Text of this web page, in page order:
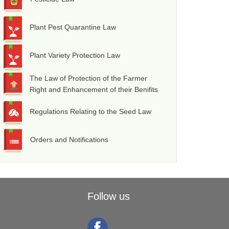
Plant Pest Quarantine Law
Plant Variety Protection Law
The Law of Protection of the Farmer
Right and Enhancement of their Benifits
Regulations Relating to the Seed Law
Orders and Notifications
Follow us